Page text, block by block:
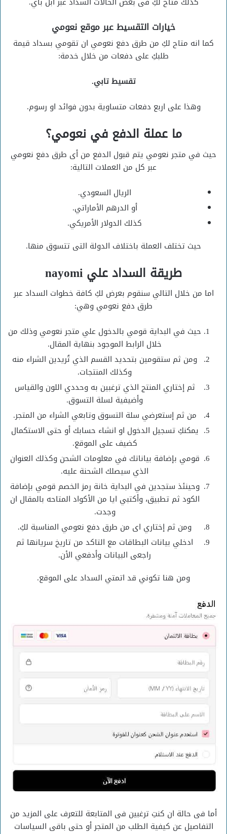
خيارات التقسيط عبر موقع نعومي
كما انه متاح لكِ من طرق دفع نعومي ان تقومي بسداد قيمة
طلبكِ على دفعات من خلال خدمة:
تقسيط تابي.
وهذا على اربع دفعات متساوية بدون فوائد او رسوم.
ما عملة الدفع في نعومي؟
حيث في متجر نعومي يتم قبول الدفع من أى طرق دفع نعومي
عبر كل من العملات التالية:
الريال السعودي.
أو الدرهم الأماراتي.
كذلك الدولار الأمريكي.
حيث تختلف العملة باختلاف الدولة التى تتسوق منها.
طريقة السداد علي nayomi
اما من خلال التالي سنقوم بعرض لكِ كافة خطوات السداد عبر
طرق دفع نعومي وهي:
حيث في البداية قومي بالدخول علي متجر نعومي وذلك من
خلال الرابط الموجود بنهاية المقال.
ومن ثم ستقومين بتحديد القسم الذي تُريدين الشراء منه
وكذلك المنتجات.
ثم إختاري المنتج الذي ترغبين به وحددي اللون والقياس
وأضيفية لسلة التسوق.
من ثم إستعرضي سلة التسوق وتابعي الشراء من المتجر.
يمكنكِ تسجيل الدخول او انشاء حسابك أو حتى الاستكمال
كضيف على الموقع.
قومي بإضافة بياناتك في معلومات الشحن وكذلك العنوان
الذي سيصلك الشحنة عليه.
وحينئذ ستجدين في البداية خانة رمز الخصم قومي بإضافة
الكود ثم تطبيق، وأكتبي ايا من الأكواد المتاحه بالمقال ان
وجدت.
ومن ثم إختاري اى من طرق دفع نعومي المناسبة لكِ.
ادخلي بيانات البطاقات مع التاكد من تاريخ سريانها ثم
راجعى البيانات وأدفعي الأن.
ومن هنا تكوني قد اتمتي السداد على الموقع.
أما فى حالة ان كنتِ ترغبين فى المتابعة للتعرف على المزيد من
التفاصيل عن كيفية الطلب من المتجر أو حتى باقى السياسات